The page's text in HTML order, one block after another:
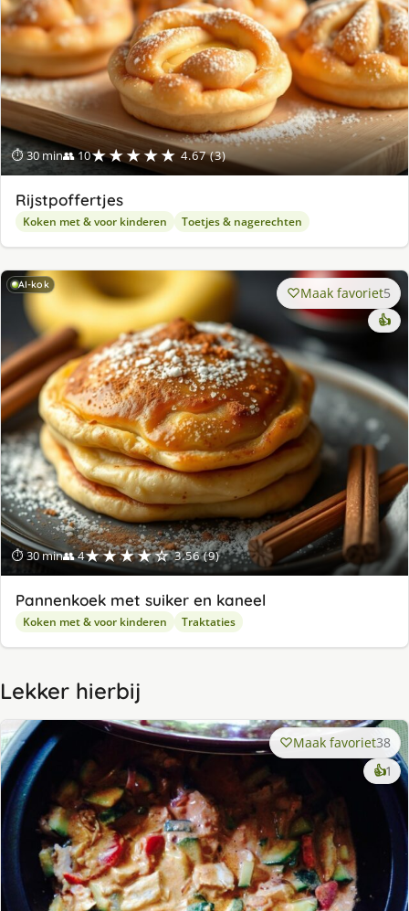
⏱ 30 min👥 10★★★★★ 4.67 (3)
Rijstpoffertjes
Koken met & voor kinderen Toetjes & nagerechten
AI-kok
⏱ 30 min👥 4★★★★☆ 3.56 (9)
Maak favoriet5
👍
Pannenkoek met suiker en kaneel
Koken met & voor kinderen Traktaties
Lekker hierbij
Maak favoriet38
👍1